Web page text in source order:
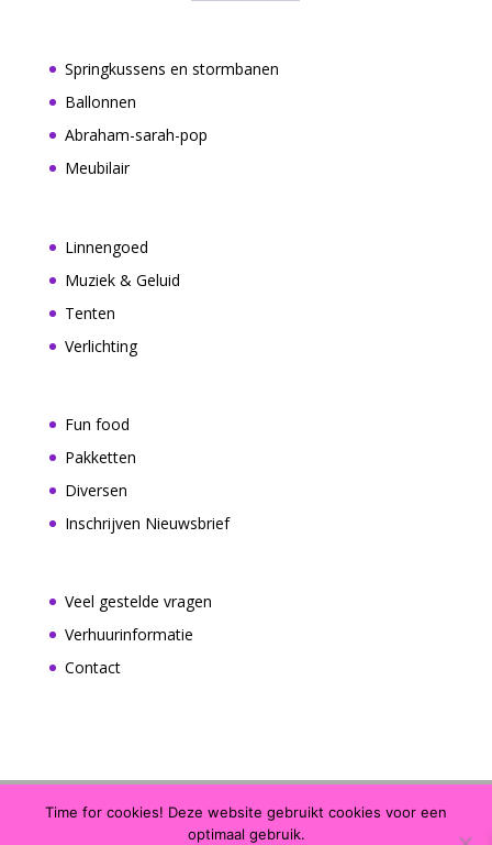
Springkussens en stormbanen
Ballonnen
Abraham-sarah-pop
Meubilair
Linnengoed
Muziek & Geluid
Tenten
Verlichting
Fun food
Pakketten
Diversen
Inschrijven Nieuwsbrief
Veel gestelde vragen
Verhuurinformatie
Contact
Time for cookies! Deze website gebruikt cookies voor een
optimaal gebruik.